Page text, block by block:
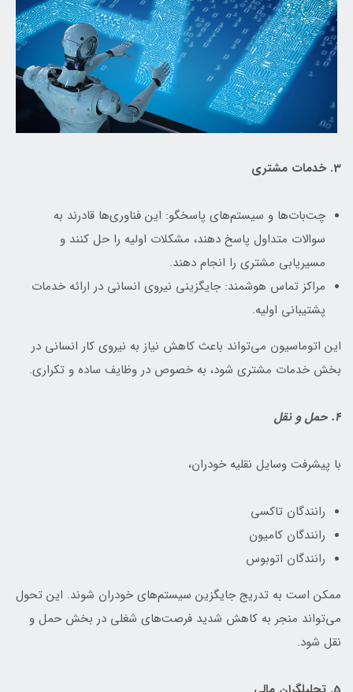
3. خدمات مشتری
چت‌بات‌ها و سیستم‌های پاسخگو: این فناوری‌ها قادرند به
سوالات متداول پاسخ دهند، مشکلات اولیه را حل کنند و
مسیریابی مشتری را انجام دهند.
مراکز تماس هوشمند: جایگزینی نیروی انسانی در ارائه خدمات
پشتیبانی اولیه.
این اتوماسیون می‌تواند باعث کاهش نیاز به نیروی کار انسانی در
بخش خدمات مشتری شود، به خصوص در وظایف ساده و تکراری.
4. حمل و نقل
با پیشرفت وسایل نقلیه خودران،
رانندگان تاکسی
رانندگان کامیون
رانندگان اتوبوس
ممکن است به تدریج جایگزین سیستم‌های خودران شوند. این تحول
می‌تواند منجر به کاهش شدید فرصت‌های شغلی در بخش حمل و
نقل شود.